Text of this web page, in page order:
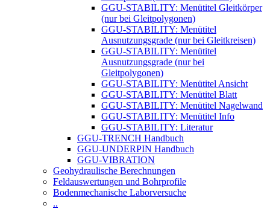
GGU-STABILITY: Menütitel Gleitkörper
(nur bei Gleitpolygonen)
GGU-STABILITY: Menütitel
Ausnutzungsgrade (nur bei Gleitkreisen)
GGU-STABILITY: Menütitel
Ausnutzungsgrade (nur bei
Gleitpolygonen)
GGU-STABILITY: Menütitel Ansicht
GGU-STABILITY: Menütitel Blatt
GGU-STABILITY: Menütitel Nagelwand
GGU-STABILITY: Menütitel Info
GGU-STABILITY: Literatur
GGU-TRENCH Handbuch
GGU-UNDERPIN Handbuch
GGU-VIBRATION
Geohydraulische Berechnungen
Feldauswertungen und Bohrprofile
Bodenmechanische Laborversuche
..